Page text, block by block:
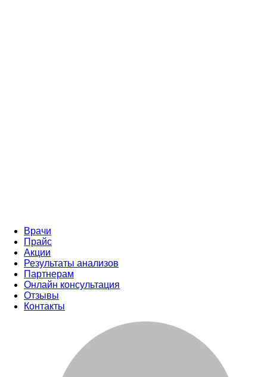
Врачи
Прайс
Акции
Результаты анализов
Партнерам
Онлайн консультация
Отзывы
Контакты